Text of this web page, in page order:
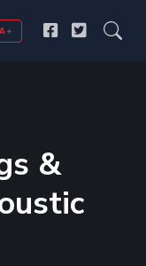
A+
&